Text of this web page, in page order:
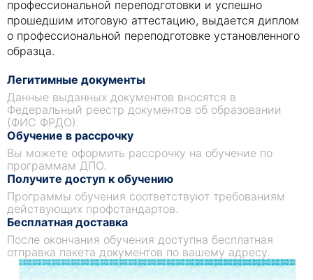
профессиональной переподготовки и успешно
прошедшим итоговую аттестацию, выдается диплом
о профессиональной переподготовке установленного
образца.
Легитимные документы
Данные выданных документов вносятся в
Федеральный реестр документов об образовании
(ФИС ФРДО).
Обучение в рассрочку
Вы можете оформить рассрочку на обучение по
программам ДПО.
Получите доступ к обучению
Программы обучения соответствуют требованиям
действующих профстандартов.
Бесплатная доставка
После окончания обучения доступна бесплатная
отправка пакета документов по вашему адресу.